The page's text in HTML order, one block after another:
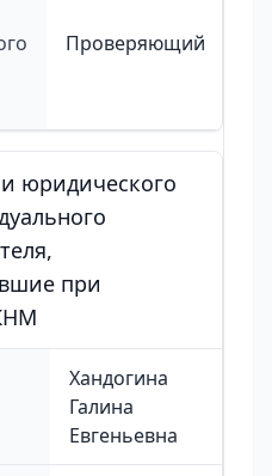
Проверяющий
юридического
при
Хандогина
Галина
Евгеньевна